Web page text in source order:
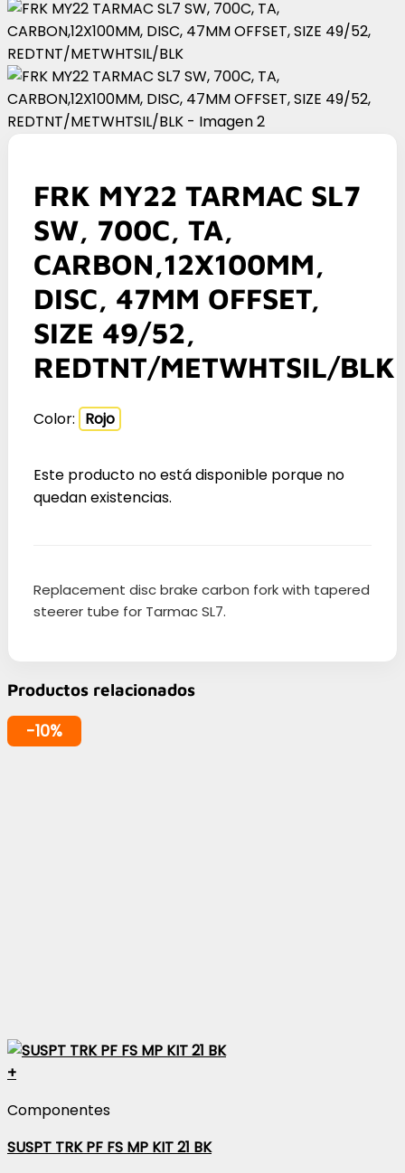
FRK MY22 TARMAC SL7
SW, 700C, TA,
CARBON,12X100MM,
DISC, 47MM OFFSET,
SIZE 49/52,
REDTNT/METWHTSIL/BLK
Color: Rojo
Este producto no está disponible porque no
quedan existencias.
Replacement disc brake carbon fork with tapered
steerer tube for Tarmac SL7.
Productos relacionados
-10%
+
Componentes
SUSPT TRK PF FS MP KIT 21 BK